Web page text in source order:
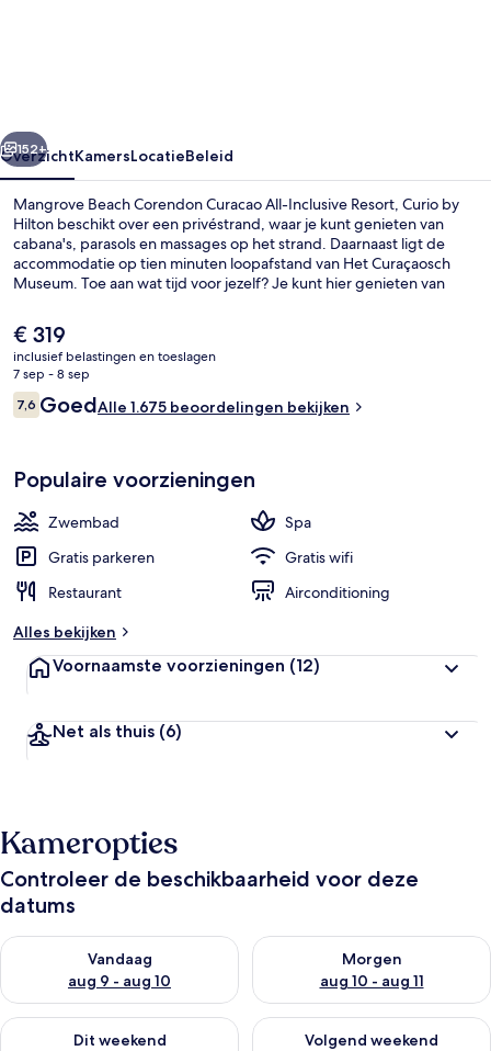
Resort,
Curio
by
Hilton
Volgende
152+
OverzichtKamersLocatieBeleid
Mangrove Beach Corendon Curacao All-Inclusive Resort, Curio by
Hilton beschikt over een privéstrand, waar je kunt genieten van
cabana's, parasols en massages op het strand. Daarnaast ligt de
accommodatie op tien minuten loopafstand van Het Curaçaosch
Museum. Toe aan wat tijd voor jezelf? Je kunt hier genieten van
waterpark voor urenlang waterplezier. Bij Breeze Buffet Restaurant,
een van de 7 restaurants, kun je terecht voor ontbijt, lunch en diner.
Deze accommodatie in luxe stijl biedt bovendien hoogtepunten
zoals 6 bars/lounges, een strandbar en een 24-uurs fitnesscentrum.
Andere reizigers zijn heel enthousiast over het behulpzame
personeel en de ligging aan het strand.
De
huidige
prijs
is
€ 319
€ 319
inclusief belastingen en toeslagen
7 sep - 8 sep
Beoordelingen
7,67,6 op 10 –
GoedAlle 1.675 beoordelingen bekijken
Populaire voorzieningen
Zwembad
Spa
Gratis parkeren
Gratis wifi
Restaurant
Airconditioning
Alles bekijken
Voornaamste voorzieningen (12)
Net als thuis (6)
Kameropties
Controleer de beschikbaarheid voor deze
datums
Vandaag
aug 9 - aug 10
De beschikbaarheid controleren voor vanavond aug 9 - aug
Morgen
aug 10 - aug 11
De beschikbaarheid
Dit weekend
De beschikbaarheid controleren voor dit weekend aug 14 -
Volgend weekend
De beschikbaarheid